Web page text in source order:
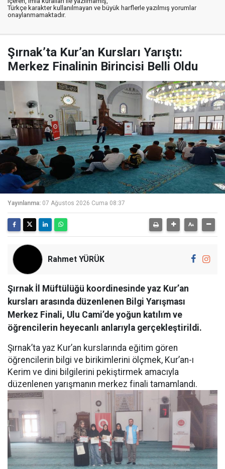
Türkçe karakter kullanılmayan ve büyük harflerle yazılmış yorumlar
onaylanmamaktadır.
Şırnak’ta Kur’an Kursları Yarıştı:
Merkez Finalinin Birincisi Belli Oldu
Yayınlanma: 07 Ağustos 2026 Cuma 08:37
Rahmet YÜRÜK
Şırnak İl Müftülüğü koordinesinde yaz Kur’an
kursları arasında düzenlenen Bilgi Yarışması
Merkez Finali, Ulu Cami’de yoğun katılım ve
öğrencilerin heyecanlı anlarıyla gerçekleştirildi.
Şırnak’ta yaz Kur’an kurslarında eğitim gören
öğrencilerin bilgi ve birikimlerini ölçmek, Kur’an-ı
Kerim ve dini bilgilerini pekiştirmek amacıyla
düzenlenen yarışmanın merkez finali tamamlandı.